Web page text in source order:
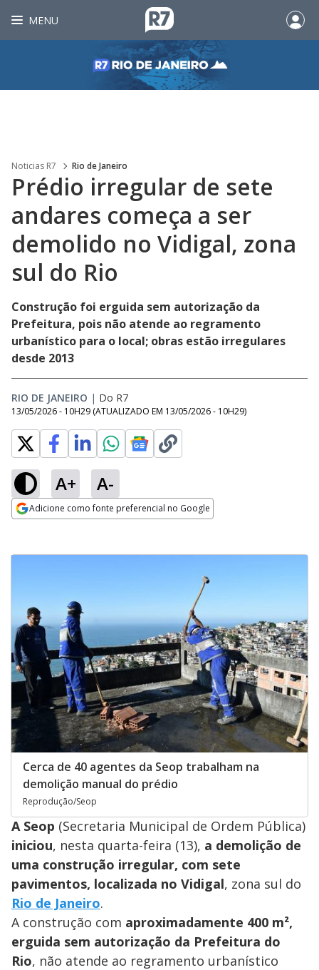
MENU
Noticias R7 Rio de Janeiro
Prédio irregular de sete
andares começa a ser
demolido no Vidigal, zona
sul do Rio
Construção foi erguida sem autorização da
Prefeitura, pois não atende ao regramento
urbanístico para o local; obras estão irregulares
desde 2013
RIO DE JANEIRO | Do R7
13/05/2026 - 10H29 (ATUALIZADO EM 13/05/2026 - 10H29)
A+ A-
Adicione como fonte preferencial no Google
Cerca de 40 agentes da Seop trabalham na
demolição manual do prédio
Reprodução/Seop
A Seop (Secretaria Municipal de Ordem Pública)
iniciou, nesta quarta-feira (13), a demolição de
uma construção irregular, com sete
pavimentos, localizada no Vidigal, zona sul do
Rio de Janeiro.
A construção com aproximadamente 400 m²,
erguida sem autorização da Prefeitura do
Rio, não atende ao regramento urbanístico